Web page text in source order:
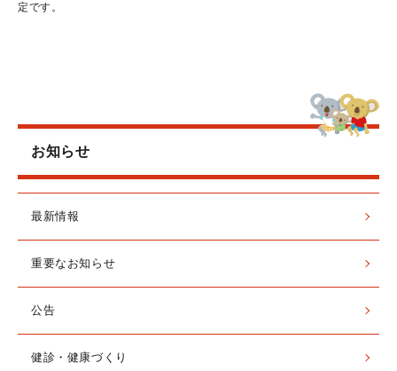
定です。
お知らせ
最新情報
重要なお知らせ
公告
健診・健康づくり